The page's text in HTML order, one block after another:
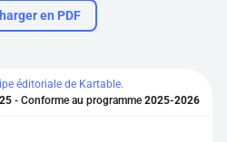
en PDF
éditoriale de Kartable.
- Conforme au programme 2025-2026